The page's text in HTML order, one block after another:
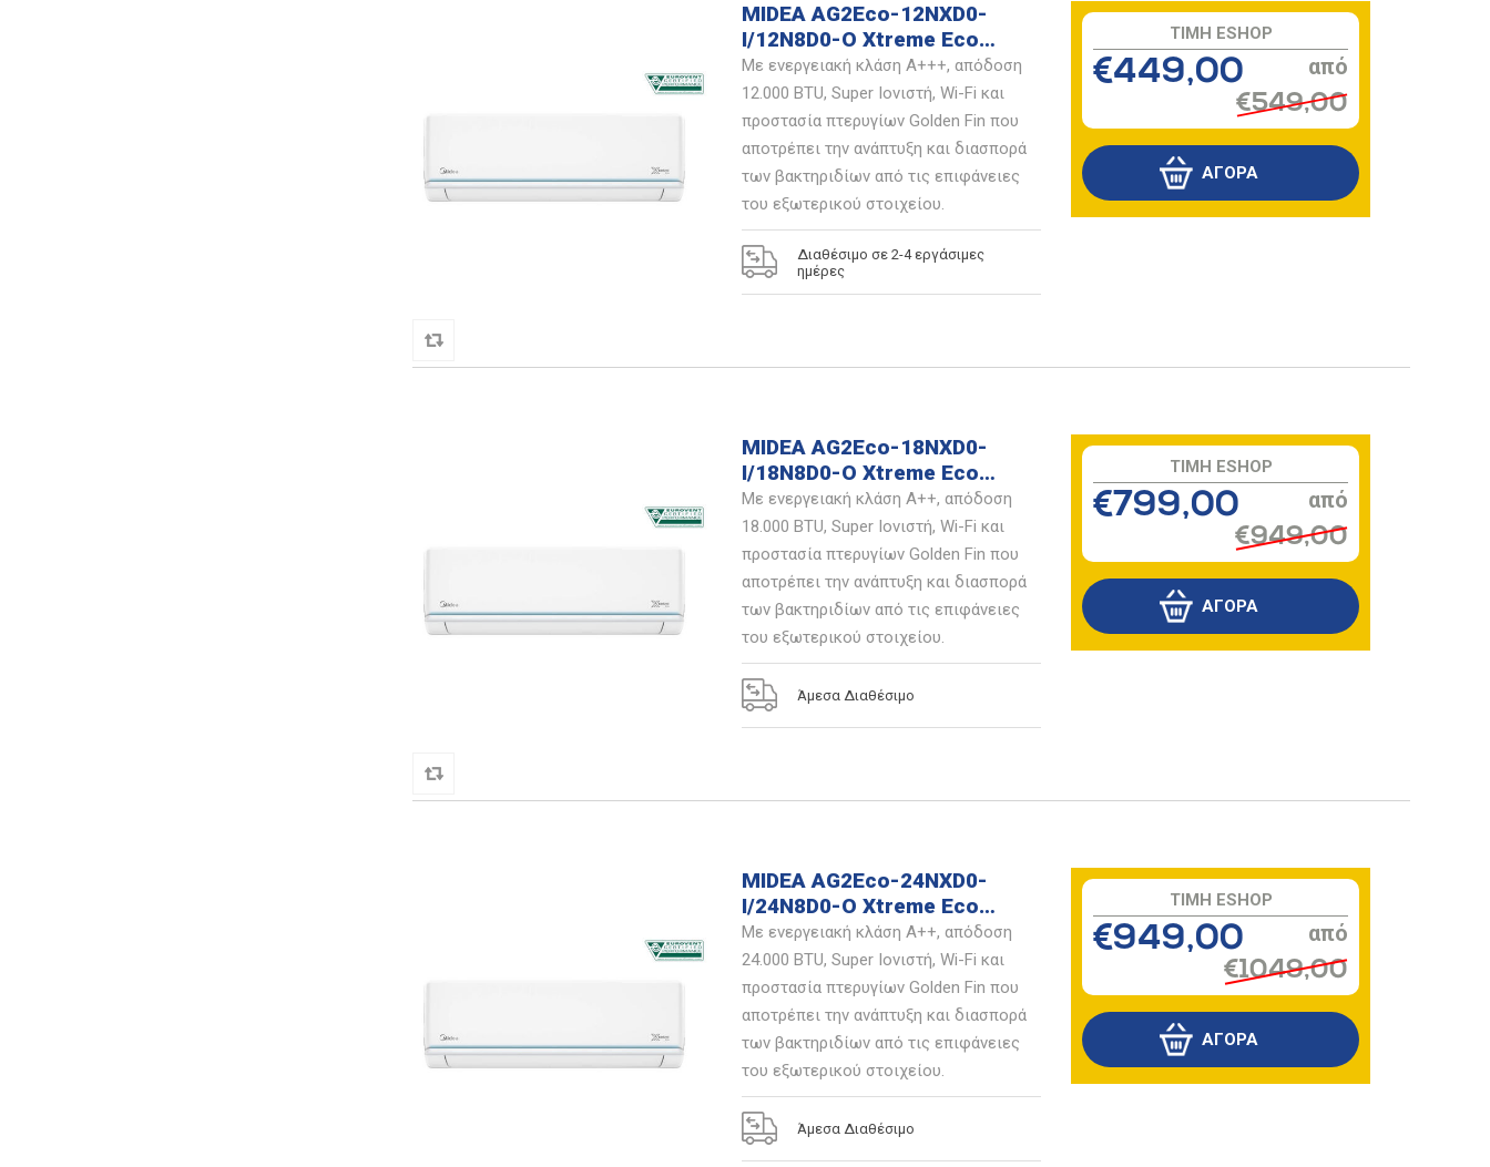
MIDEA AG2Eco-12NXD0-
I/12N8D0-O Xtreme Eco
Inverter Κλιματιστικό
Με ενεργειακή κλάση Α+++, απόδοση
12.000 BTU, Super Ιονιστή, Wi-Fi και
προστασία πτερυγίων Golden Fin που
αποτρέπει την ανάπτυξη και διασπορά
των βακτηριδίων από τις επιφάνειες
του εξωτερικού στοιχείου.
Διαθέσιμο σε 2-4 εργάσιμες
ημέρες
TIMH ESHOP
€449,00
€549,00
MIDEA AG2Eco-18NXD0-
I/18N8D0-O Xtreme Eco
Inverter Κλιματιστικό
Με ενεργειακή κλάση Α++, απόδοση
18.000 BTU, Super Ιονιστή, Wi-Fi και
προστασία πτερυγίων Golden Fin που
αποτρέπει την ανάπτυξη και διασπορά
των βακτηριδίων από τις επιφάνειες
του εξωτερικού στοιχείου.
Άμεσα Διαθέσιμο
TIMH ESHOP
€799,00
€949,00
MIDEA AG2Eco-24NXD0-
I/24N8D0-O Xtreme Eco
Inverter Κλιματιστικό
Με ενεργειακή κλάση Α++, απόδοση
24.000 BTU, Super Ιονιστή, Wi-Fi και
προστασία πτερυγίων Golden Fin που
αποτρέπει την ανάπτυξη και διασπορά
των βακτηριδίων από τις επιφάνειες
του εξωτερικού στοιχείου.
Άμεσα Διαθέσιμο
TIMH ESHOP
€949,00
€1049,00